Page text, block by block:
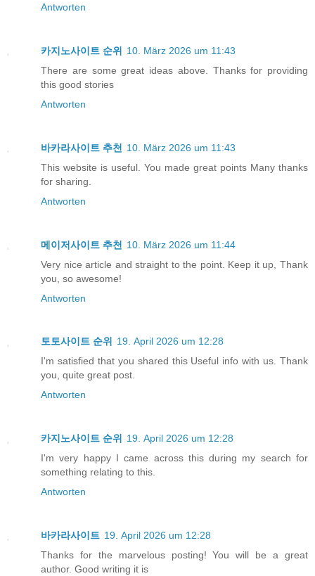
Antworten
카지노사이트 순위 10. März 2026 um 11:43
There are some great ideas above. Thanks for providing
this good stories
Antworten
바카라사이트 추천 10. März 2026 um 11:43
This website is useful. You made great points Many thanks
for sharing.
Antworten
메이저사이트 추천 10. März 2026 um 11:44
Very nice article and straight to the point. Keep it up, Thank
you, so awesome!
Antworten
토토사이트 순위
19. April 2026 um 12:28
I'm satisfied that you shared this Useful info with us. Thank
you, quite great post.
Antworten
카지노사이트 순위
19. April 2026 um 12:28
I'm very happy I came across this during my search for
something relating to this.
Antworten
바카라사이트 19. April 2026 um 12:28
Thanks for the marvelous posting! You will be a great
author. Good writing it is